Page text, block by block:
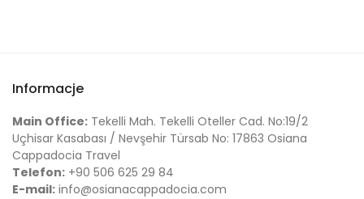
Informacje
Main Office: Tekelli Mah. Tekelli Oteller Cad. No:19/2
Uçhisar Kasabası / Nevşehir Türsab No: 17863 Osiana
Cappadocia Travel
Telefon: +90 506 625 29 84
E-mail: info@osianacappadocia.com